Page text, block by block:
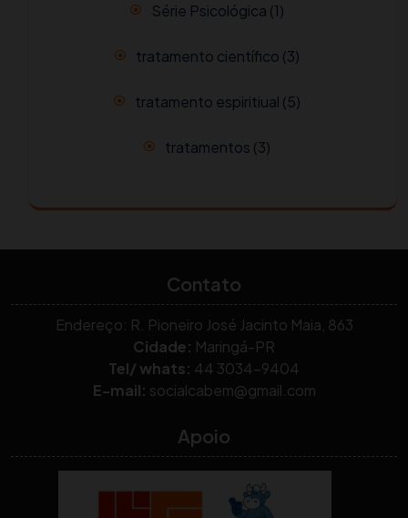
Série Psicológica (1)
tratamento científico (3)
tratamento espiritiual (5)
tratamentos (3)
Contato
Endereço: R. Pioneiro José Jacinto Maia, 863
Cidade: Maringá-PR
Tel/ whats: 44 3034-9404
E-mail: socialcabem@gmail.com
Apoio